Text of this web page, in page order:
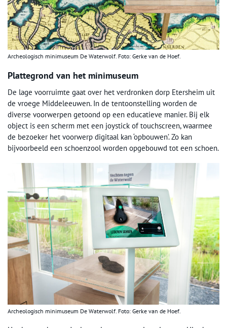
Archeologisch minimuseum De Waterwolf. Foto: Gerke van de Hoef.
Plattegrond van het minimuseum
De lage voorruimte gaat over het verdronken dorp Etersheim uit
de vroege Middeleeuwen. In de tentoonstelling worden de
diverse voorwerpen getoond op een educatieve manier. Bij elk
object is een scherm met een joystick of touchscreen, waarmee
de bezoeker het voorwerp digitaal kan ‘opbouwen’. Zo kan
bijvoorbeeld een schoenzool worden opgebouwd tot een schoen.
Archeologisch minimuseum De Waterwolf. Foto: Gerke van de Hoef.